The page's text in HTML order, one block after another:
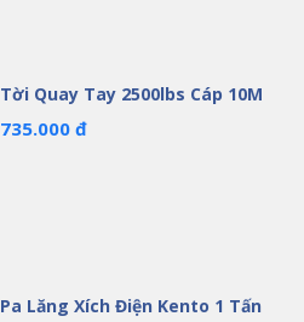
Tời Quay Tay 2500lbs Cáp 10M
735.000 đ
Pa Lăng Xích Điện Kento 1 Tấn